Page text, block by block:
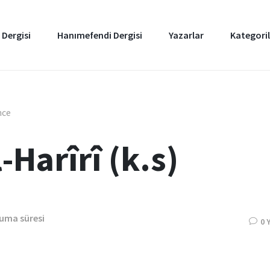
Hanımefendi Dergisi Yazarlar
Harîrî (k.s)
süresi 0